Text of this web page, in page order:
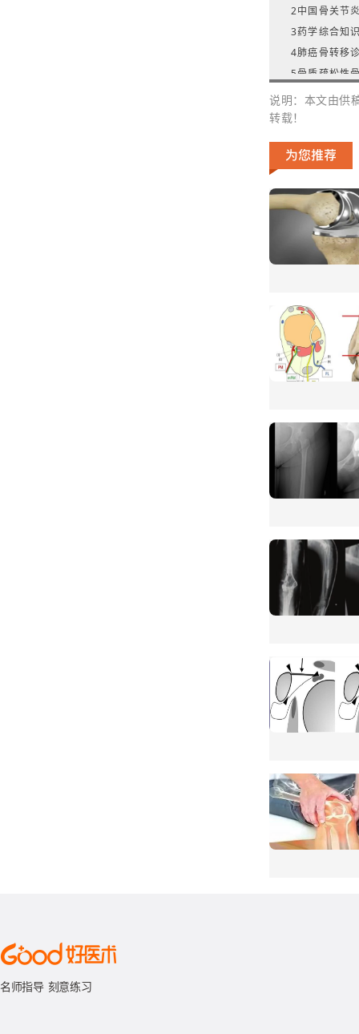
2中国骨关节
3药学综合知
4肺癌骨转移
5骨质疏松性
6骨质疏松性
7骨质疏松性
9中国骨质疏
432
11骨关节炎
12外用非甾
13肌肉骨骼
15陈新谦等.
16乳腺癌骨
17中国高尿
18类风湿关
19 2018中国
21难治性癌
22中国肿瘤
23江苏省成
24安徽省癌
26癌症疼痛
27临床药师
28氯膦酸二
29余伯龙等.
31糖皮质激
32新型冠状
33神经病理
34糖尿病性
说明：本文由供
转载！
名师指导 刻意练习